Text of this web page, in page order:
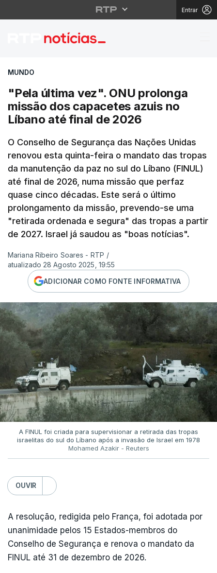
Entrar
"Pela última vez".
MUNDO
"Pela última vez". ONU prolonga
missão dos capacetes azuis no
Líbano até final de 2026
O Conselho de Segurança das Nações Unidas
renovou esta quinta-feira o mandato das tropas
da manutenção da paz no sul do Líbano (FINUL)
até final de 2026, numa missão que perfaz
quase cinco décadas. Este será o último
prolongamento da missão, prevendo-se uma
"retirada ordenada e segura" das tropas a partir
de 2027. Israel já saudou as "boas notícias".
Mariana Ribeiro Soares - RTP /
atualizado 28 Agosto 2025, 19:55
ADICIONAR COMO FONTE INFORMATIVA
A FINUL foi criada para supervisionar a retirada das tropas
israelitas do sul do Líbano após a invasão de Israel em 1978
Mohamed Azakir - Reuters
OUVIR
A resolução, redigida pelo França, foi adotada por
unanimidade pelos 15 Estados-membros do
Conselho de Segurança e renova o mandato da
FINUL até 31 de dezembro de 2026.